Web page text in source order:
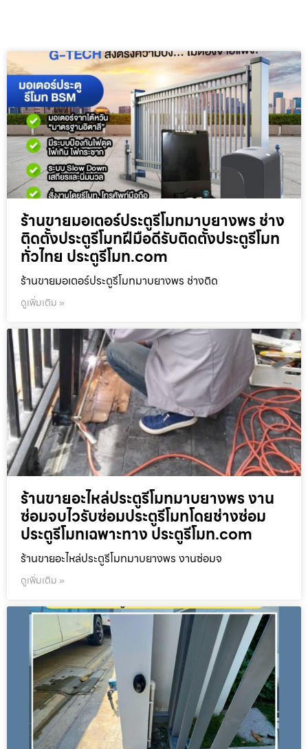
ร้านขายมอเตอร์ประตูรีโมทมาบยางพร ช่าง
ติดตั้งประตูรีโมทฝีมือดีรับติดตั้งประตูรีโมท
ทั่วไทย ประตูรีโมท.com
ร้านขายมอเตอร์ประตูรีโมทมาบยางพร ช่างติด
ดูเพิ่มเติม »
ร้านขายอะไหล่ประตูรีโมทมาบยางพร งาน
ซ่อมจบไวรับซ่อมประตูรีโมทโดยช่างซ่อม
ประตูรีโมทเฉพาะทาง ประตูรีโมท.com
ร้านขายอะไหล่ประตูรีโมทมาบยางพร งานซ่อมจ
ดูเพิ่มเติม »